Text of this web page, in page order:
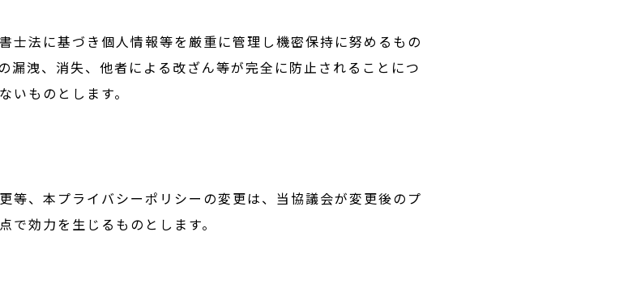
士法に基づき個人情報等を厳重に管理し機密保持に努めるもの
漏洩、消失、他者による改ざん等が完全に防止されることにつ
いものとします。
等、本プライバシーポリシーの変更は、当協議会が変更後のプ
で効力を生じるものとします。